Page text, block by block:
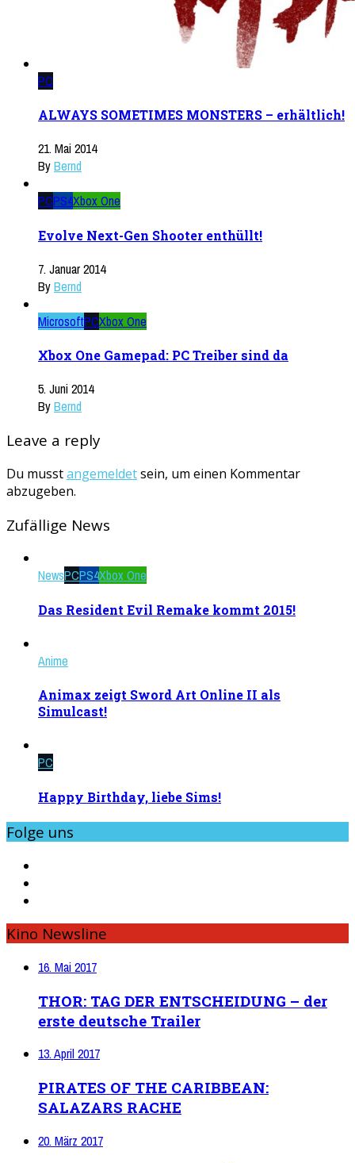
PC
ALWAYS SOMETIMES MONSTERS – erhältlich!
21. Mai 2014
ByBernd
PCPS4Xbox One
Evolve Next-Gen Shooter enthüllt!
7. Januar 2014
ByBernd
MicrosoftPCXbox One
Xbox One Gamepad: PC Treiber sind da
5. Juni 2014
ByBernd
Leave a reply
Du musstangemeldetsein, um einen Kommentar
abzugeben.
Zufällige News
NewsPCPS4Xbox One
Das Resident Evil Remake kommt 2015!
Anime
Animax zeigt Sword Art Online II als
Simulcast!
PC
Happy Birthday, liebe Sims!
Folge uns
Kino Newsline
16. Mai 2017
THOR: TAG DER ENTSCHEIDUNG – der
erste deutsche Trailer
13. April 2017
PIRATES OF THE CARIBBEAN:
SALAZARS RACHE
20. März 2017